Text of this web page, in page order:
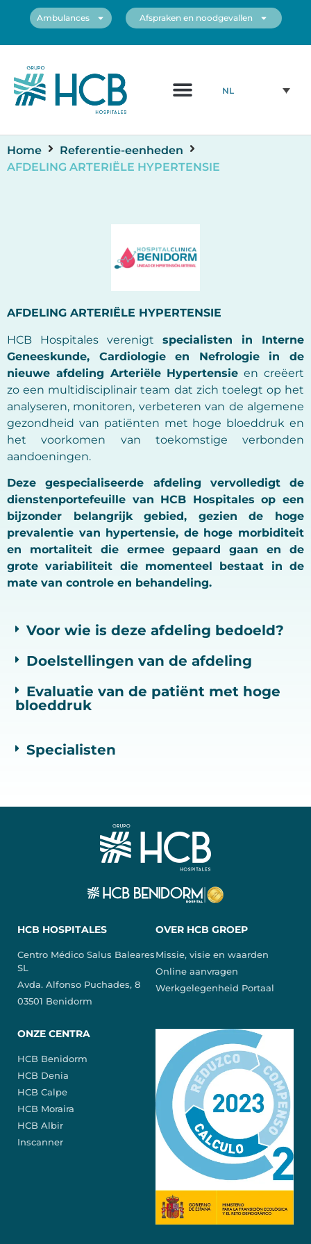
Ambulances Afspraken en noodgevallen
NL
Home
Referentie-eenheden
AFDELING ARTERIËLE HYPERTENSIE
AFDELING ARTERIËLE HYPERTENSIE
HCB Hospitales verenigt specialisten in Interne
Geneeskunde, Cardiologie en Nefrologie in de
nieuwe afdeling Arteriële Hypertensie en creëert
zo een multidisciplinair team dat zich toelegt op het
analyseren, monitoren, verbeteren van de algemene
gezondheid van patiënten met hoge bloeddruk en
het voorkomen van toekomstige verbonden
aandoeningen.
Deze gespecialiseerde afdeling vervolledigt de
dienstenportefeuille van HCB Hospitales op een
bijzonder belangrijk gebied, gezien de hoge
prevalentie van hypertensie, de hoge morbiditeit
en mortaliteit die ermee gepaard gaan en de
grote variabiliteit die momenteel bestaat in de
mate van controle en behandeling.
Voor wie is deze afdeling bedoeld?
Doelstellingen van de afdeling
Evaluatie van de patiënt met hoge
bloeddruk
Specialisten
HCB HOSPITALES
Centro Médico Salus Baleares
SL
Avda. Alfonso Puchades, 8
03501 Benidorm
OVER HCB GROEP
Missie, visie en waarden
Online aanvragen
Werkgelegenheid Portaal
ONZE CENTRA
HCB Benidorm
HCB Denia
HCB Calpe
HCB Moraira
HCB Albir
Inscanner